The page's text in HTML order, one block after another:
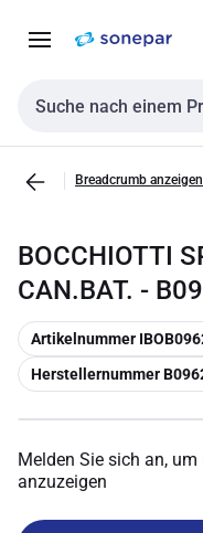
NavigationInhalt
Sucheingabe
Breadcrumb anzeigen
BOCCHIOTTI
CAN.BAT. -
Kopieren
Artikelnummer
Kopieren
Herstellernummer
Melden Sie sich an,
anzuzeigen